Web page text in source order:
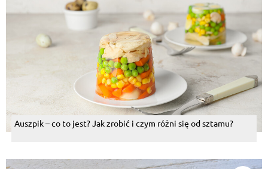
Auszpik – co to jest? Jak zrobić i czym różni się od sztamu?